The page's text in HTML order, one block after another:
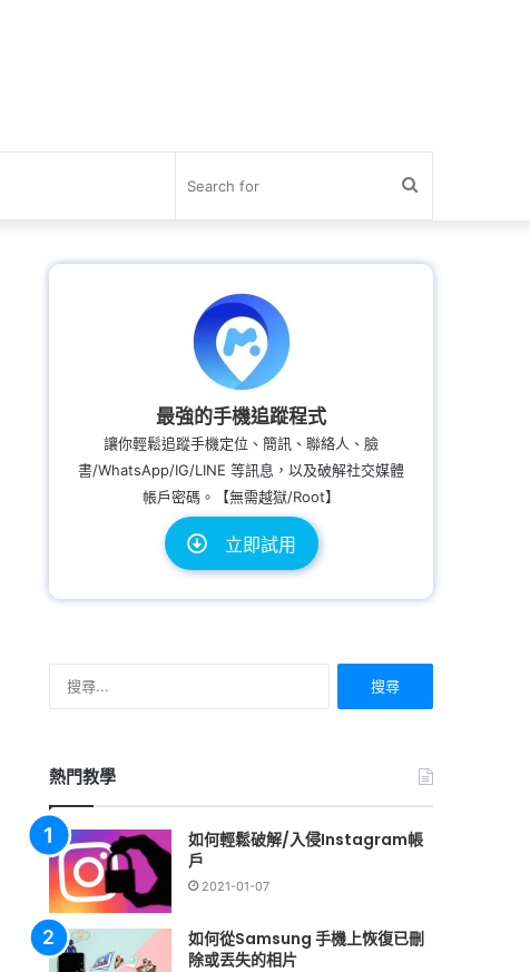
最強的手機追蹤程式
讓你輕鬆追蹤手機定位、簡訊、聯絡人、臉
書/WhatsApp/IG/LINE 等訊息，以及破解社交媒體
帳戶密碼。【無需越獄/Root】
立即試用
熱門教學
如何輕鬆破解/入侵Instagram帳
戶
2021-01-07
如何從Samsung 手機上恢復已刪
除或丟失的相片